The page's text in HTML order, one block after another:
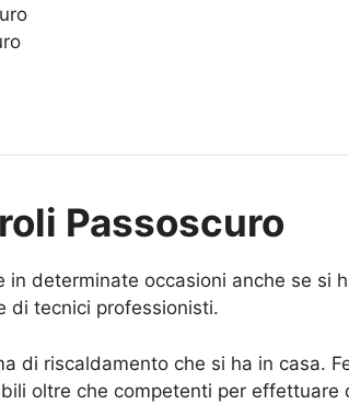
Passoscuro
in determinate occasioni anche se si
di tecnici professionisti.
di riscaldamento che si ha in casa.
oltre che competenti per effettuare